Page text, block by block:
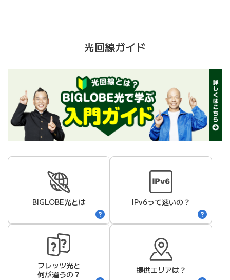
光回線ガイド
BIGLOBE光とは IPv6って速いの？
フレッツ光と
何が違うの？
提供エリアは？